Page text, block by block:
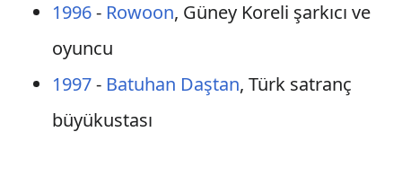
1996- Rowoon, Güney Koreli şarkıcı ve
oyuncu
1997- Batuhan Daştan, Türk satranç
büyükustası